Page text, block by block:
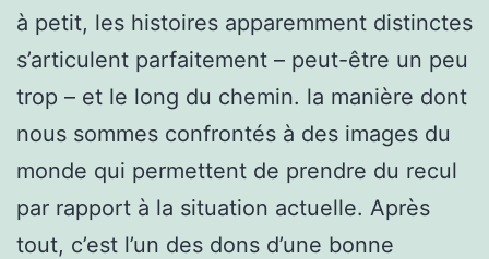
à petit, les histoires apparemment distinctes
s’articulent parfaitement – ​​peut-être un peu
trop – et le long du chemin. la manière dont
nous sommes confrontés à des images du
monde qui permettent de prendre du recul
par rapport à la situation actuelle. Après
tout, c’est l’un des dons d’une bonne